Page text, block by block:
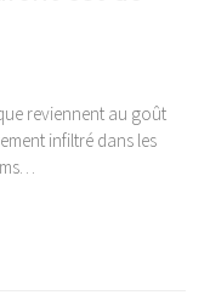
reviennent au goût
infiltré dans les